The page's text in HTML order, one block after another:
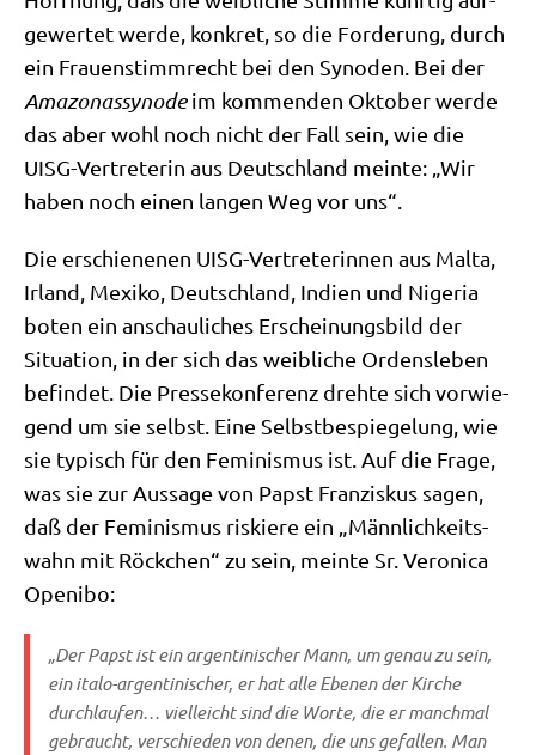
ge­wer­tet wer­de, kon­kret, so die For­de­rung, durch
ein Frau­en­stimm­recht bei den Syn­oden. Bei der
Ama­zo­nas­syn­odeim kom­men­den Okto­ber wer­de
das aber wohl noch nicht der Fall sein, wie die
UISG-Ver­tre­te­rin aus Deutsch­land mein­te: „Wir
haben noch einen lan­gen Weg vor uns“.
Die erschie­ne­nen UISG-Ver­tre­te­rin­nen aus Mal­ta,
Irland, Mexi­ko, Deutsch­land, Indi­en und Nige­ria
boten ein anschau­li­ches Erschei­nungs­bild der
Situa­ti­on, in der sich das weib­li­che Ordens­le­ben
befin­det. Die Pres­se­kon­fe­renz dreh­te sich vor­wie­
gend um sie selbst. Eine Selbst­be­spie­ge­lung, wie
sie typisch für den Femi­nis­mus ist. Auf die Fra­ge,
was sie zur Aus­sa­ge von Papst Fran­zis­kus sagen,
daß der Femi­nis­mus ris­kie­re ein „Männ­lich­keits­
wahn mit Röck­chen“ zu sein, mein­te Sr. Vero­ni­ca
Openibo:
„Der Papst ist ein argen­ti­ni­scher Mann, um genau zu sein,
ein italo-argen­ti­ni­scher, er hat alle Ebe­nen der Kir­che
durch­lau­fen… viel­leicht sind die Wor­te, die er manch­mal
gebraucht, ver­schie­den von denen, die uns gefal­len. Man